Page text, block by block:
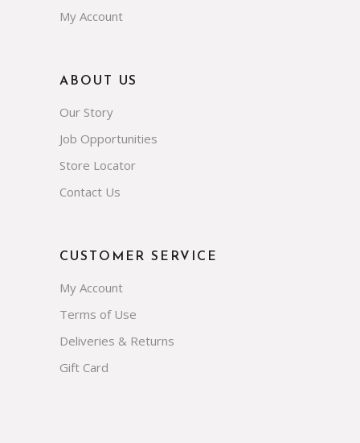
My Account
ABOUT US
Our Story
Job Opportunities
Store Locator
Contact Us
CUSTOMER SERVICE
My Account
Terms of Use
Deliveries & Returns
Gift Card